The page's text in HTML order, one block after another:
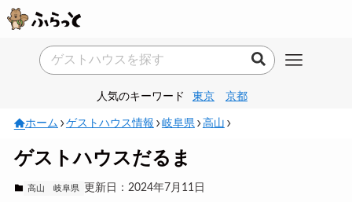
人気のキーワード 東京 京都
ホーム ゲストハウス情報 岐阜県 高山
ゲストハウスだるま
高山 岐阜県 更新日：2024年7月11日